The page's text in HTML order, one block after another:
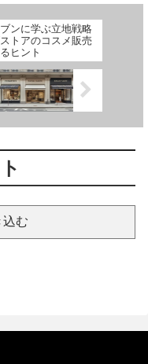
ンに学ぶ立地戦略
トアのコスメ販売
ヒント
込む